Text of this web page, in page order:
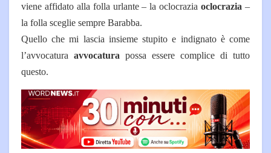
viene affidato alla folla urlante – la oclocraziaoclocrazia –
la folla sceglie sempre Barabba.
Quello che mi lascia insieme stupito e indignato è come
l’avvocatura avvocatura possa essere complice di tutto
questo.